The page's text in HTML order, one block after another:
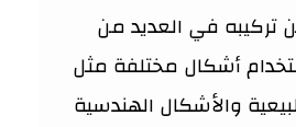
تركيبه في العديد من
أشكال مختلفة مثل
والأشكال الهندسية